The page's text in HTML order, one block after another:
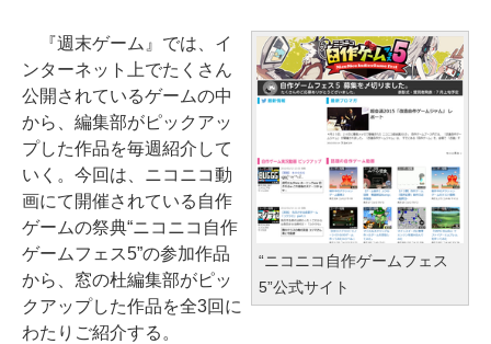
“ニコニコ自作ゲームフェス
5”公式サイト
『週末ゲーム』では、イ
ンターネット上でたくさん
公開されているゲームの中
から、編集部がピックアッ
プした作品を毎週紹介して
いく。今回は、ニコニコ動
画にて開催されている自作
ゲームの祭典“ニコニコ自作
ゲームフェス5”の参加作品
から、窓の杜編集部がピッ
クアップした作品を全3回に
わたりご紹介する。